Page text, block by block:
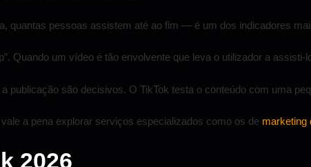
quantas pessoas assistem até ao fim — é um dos indicadores
Quando um vídeo é tão envolvente que leva o utilizador a
publicação são decisivos. O TikTok testa o conteúdo com uma
a pena explorar serviços especializados como os de marketing
2026